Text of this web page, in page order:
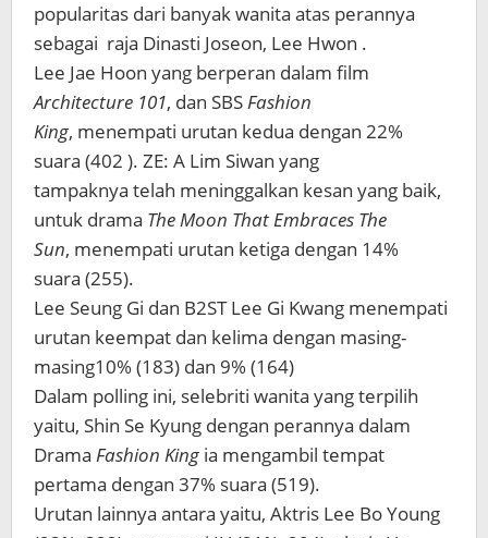
popularitas dari banyak wanita atas perannya
sebagai raja Dinasti Joseon, Lee Hwon .
Lee Jae Hoon yang berperan dalam film
Architecture 101, dan SBSFashion
King, menempati urutan kedua dengan 22%
suara (402 ). ZE: A Lim Siwan yang
tampaknya telah meninggalkan kesan yang baik,
untuk drama The Moon That Embraces The
Sun, menempati urutan ketiga dengan 14%
suara (255).
Lee Seung Gi dan B2ST Lee Gi Kwang menempati
urutan keempat dan kelima dengan masing-
masing10% (183) dan 9% (164)
Dalam polling ini, selebriti wanita yang terpilih
yaitu, Shin Se Kyung dengan perannya dalam
Drama Fashion King ia mengambil tempat
pertama dengan 37% suara (519).
Urutan lainnya antara yaitu, Aktris Lee Bo Young